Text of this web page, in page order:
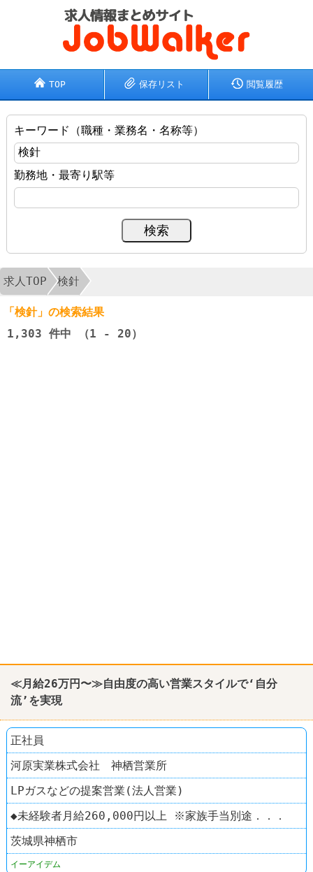
TOP 保存リスト 閲覧履歴
キーワード（職種・業務名・名称等）
勤務地・最寄り駅等
求人TOP 検針
「検針」の検索結果
1,303 件中 （1 - 20）
≪月給26万円〜≫自由度の高い営業スタイルで‘自分
流’を実現
正社員
河原実業株式会社 神栖営業所
LPガスなどの提案営業(法人営業)
◆未経験者月給260,000円以上 ※家族手当別途．．．
茨城県神栖市
イーアイデム